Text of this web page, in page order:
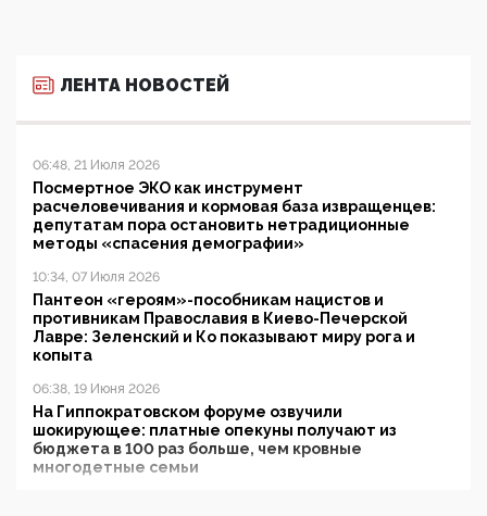
ЛЕНТА НОВОСТЕЙ
06:48, 21 Июля 2026
Посмертное ЭКО как инструмент
расчеловечивания и кормовая база извращенцев:
депутатам пора остановить нетрадиционные
методы «спасения демографии»
10:34, 07 Июля 2026
Пантеон «героям»-пособникам нацистов и
противникам Православия в Киево-Печерской
Лавре: Зеленский и Ко показывают миру рога и
копыта
06:38, 19 Июня 2026
На Гиппократовском форуме озвучили
шокирующее: платные опекуны получают из
бюджета в 100 раз больше, чем кровные
многодетные семьи